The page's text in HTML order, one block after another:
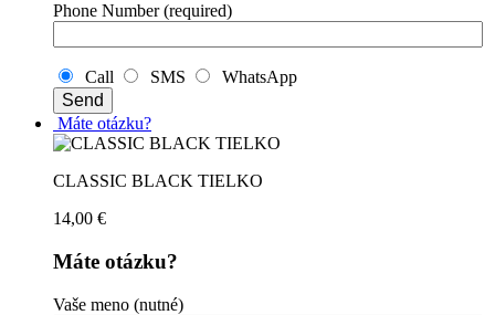
Phone Number (required)
Call SMS WhatsApp
Máte otázku?
CLASSIC BLACK TIELKO
14,00 €
Máte otázku?
Vaše meno (nutné)